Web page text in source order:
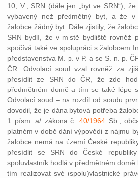
10, V., SRN (dále jen „byt ve SRN“),
vybavený než předmětný byt, a že v
žalobce žádný byt. Dále zjistily, že
SRN bydlí, že v místě bydliště rovněž
spočívá také ve spolupráci s žalobcem
představenstva M. p. v P. a se S. n. p.
ČR. Odvolací soud vzal rovněž za
přesídlit ze SRN do ČR, že zde
předmětném domě a tím se také lépe
Odvolací soud – na rozdíl od soudu
dovodil, že je dána bytová potřeba
1 písm. a/ zákona č. 40/1964 Sb.,
platném v době dání výpovědi z nájmu
žalobce nemá na území České
přesídlit se SRN do České
spoluvlastník hodlá v předmětném domě
tím realizovat své (spolu)vlastnické